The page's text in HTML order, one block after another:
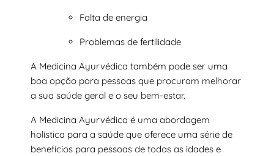
Falta de energia
Problemas de fertilidade
A Medicina Ayurvédica também pode ser uma
boa opção para pessoas que procuram melhorar
a sua saúde geral e o seu bem-estar.
A Medicina Ayurvédica é uma abordagem
holística para a saúde que oferece uma série de
benefícios para pessoas de todas as idades e